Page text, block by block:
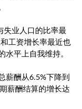
失业人口的比率最
工资增长率最近也
水平上自我维持。
薪酬从6.5%下降到
薪酬结算的增长达